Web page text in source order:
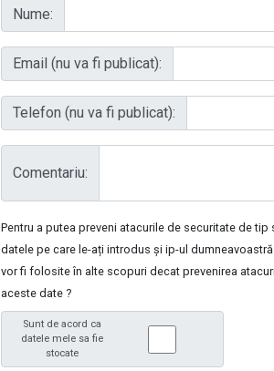
Nume:
Email (nu va fi publicat):
Telefon (nu va fi publicat):
Comentariu:
Pentru a putea preveni atacurile de securitate de
datele pe care le-ați introdus și ip-ul
vor fi folosite în alte scopuri decat prevenirea
aceste date ?
Sunt de acord ca
datele mele sa fie
stocate